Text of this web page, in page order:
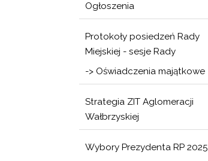
Ogłoszenia
Protokoły posiedzeń Rady
Miejskiej - sesje Rady
-> Oświadczenia majątkowe
Strategia ZIT Aglomeracji
Wałbrzyskiej
Wybory Prezydenta RP 2025